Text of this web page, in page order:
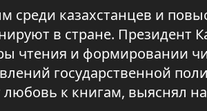
казахстанцев и
в стране. Президент
чтения и формировании
государственной
к книгам, выяснял